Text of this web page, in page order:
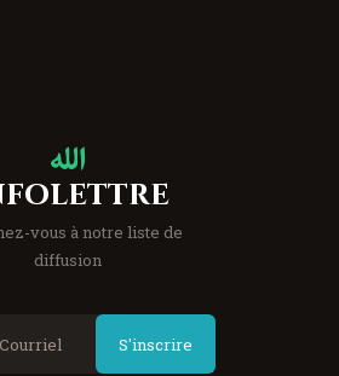
vous à notre liste de
diffusion
S'inscrire